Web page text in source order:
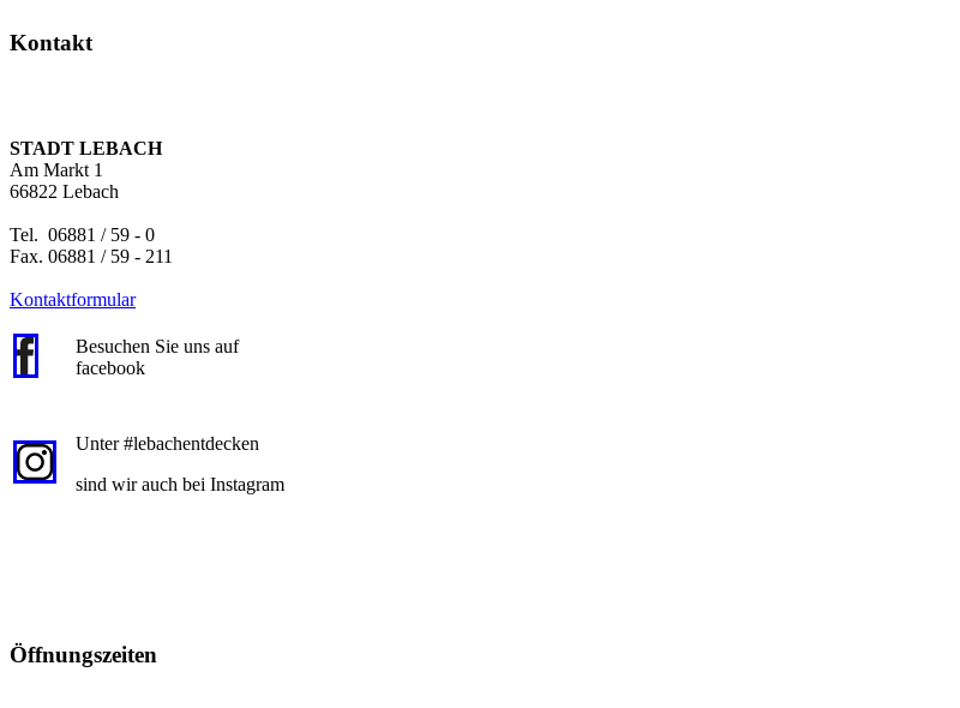
Kontakt
STADT LEBACH
Am Markt 1
66822 Lebach
Tel. 06881 / 59 - 0
Fax. 06881 / 59 - 211
Kontaktformular
Besuchen Sie uns auf
facebook
Unter #lebachentdecken
sind wir auch bei Instagram
Öffnungszeiten